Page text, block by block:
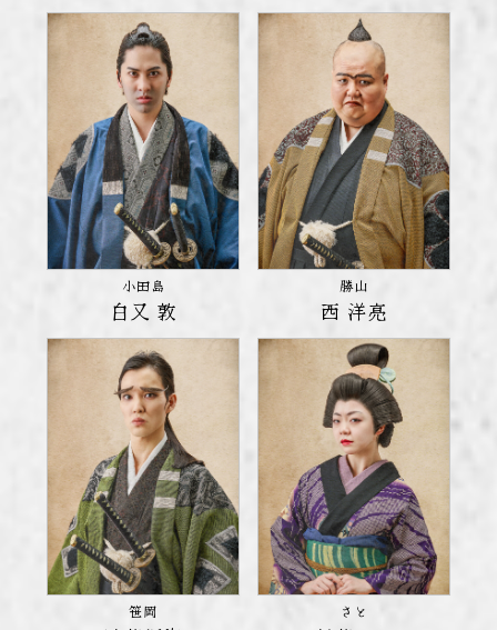
小田島
白又 敦
勝山
西 洋亮
笹岡 さと